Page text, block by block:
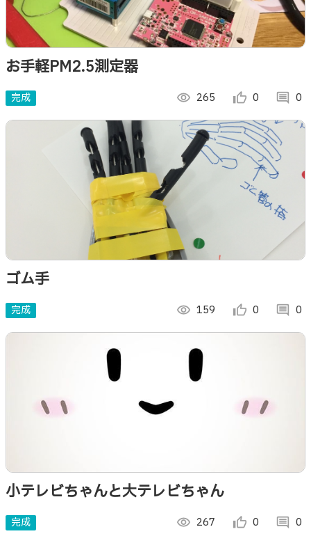
お手軽PM2.5測定器
完成 visibility 265 thumb_up_alt 0 comment 0
ゴム手
完成 visibility 159 thumb_up_alt 0 comment 0
小テレビちゃんと大テレビちゃん
完成 visibility 267 thumb_up_alt 0 comment 0